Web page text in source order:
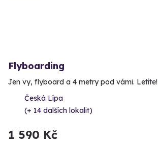
Flyboarding
Jen vy, flyboard a 4 metry pod vámi. Letíte!
Česká Lípa
(+ 14 dalších lokalit)
1 590 Kč